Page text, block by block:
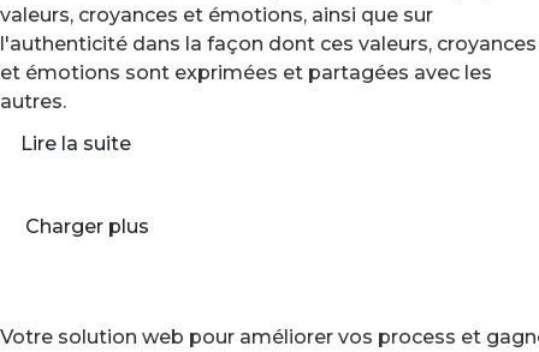
valeurs, croyances et émotions, ainsi que sur
l'authenticité dans la façon dont ces valeurs, croyances
et émotions sont exprimées et partagées avec les
autres.
Lire la suite
Charger plus
Votre solution web pour améliorer vos process et